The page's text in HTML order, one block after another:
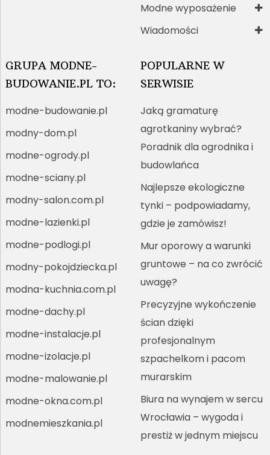
Modne wyposażenie
Wiadomości
GRUPA MODNE-
BUDOWANIE.PL TO:
modne-budowanie.pl
modny-dom.pl
modne-ogrody.pl
modne-sciany.pl
modny-salon.com.pl
modne-lazienki.pl
modne-podlogi.pl
modny-pokojdziecka.pl
modna-kuchnia.com.pl
modne-dachy.pl
modne-instalacje.pl
modne-izolacje.pl
modne-malowanie.pl
modne-okna.com.pl
modnemieszkania.pl
POPULARNE W
SERWISIE
Jaką gramaturę
agrotkaniny wybrać?
Poradnik dla ogrodnika i
budowlańca
Najlepsze ekologiczne
tynki – podpowiadamy,
gdzie je zamówisz!
Mur oporowy a warunki
gruntowe – na co zwrócić
uwagę?
Precyzyjne wykończenie
ścian dzięki
profesjonalnym
szpachelkom i pacom
murarskim
Biura na wynajem w sercu
Wrocławia – wygoda i
prestiż w jednym miejscu